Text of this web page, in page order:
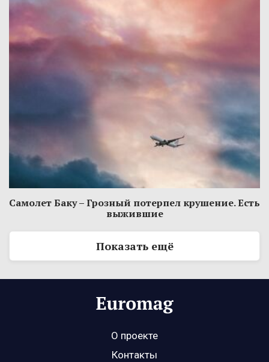
Самолет Баку – Грозный потерпел крушение. Есть
выжившие
Показать ещё
О проекте
Контакты